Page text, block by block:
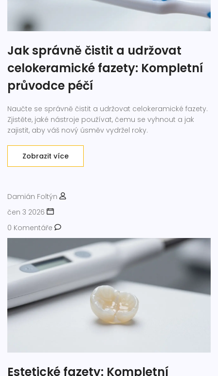
Jak správně čistit a udržovat
celokeramické fazety: Kompletní
průvodce péčí
Naučte se správně čistit a udržovat celokeramické fazety.
Zjistěte, jaké nástroje používat, čemu se vyhnout a jak
zajistit, aby váš nový úsměv vydržel roky.
Zobrazit více
Damián Foltýn
čen 3 2026
0 Komentáře
Estetické fazety: Kompletní